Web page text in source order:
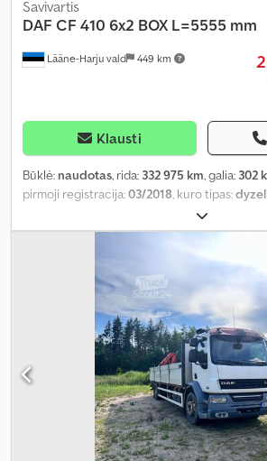
Lääne-Harju vald 449 km
Savivartis
DAF CF 410 6x2 BOX L=5555 mm
Klausti
Būklė: naudotas, rida: 332 975 km, galia: 302
pirmoji registracija:03/2018, kuro tipas:
4 200 mm
vairuotojo kabina:miegamoji kabina,
, bendras
5 550 mm, krovinių skyriaus plotis:
erdvės aukštis:
980 mm, Gamybos metai:
autonominis šildytuvas, borto kompiuteris,
diferencialo užraktas, elektrinis langų
reguliuojamas veidrodis, kruizo kontrolė,
sėdynės šildytuvas,